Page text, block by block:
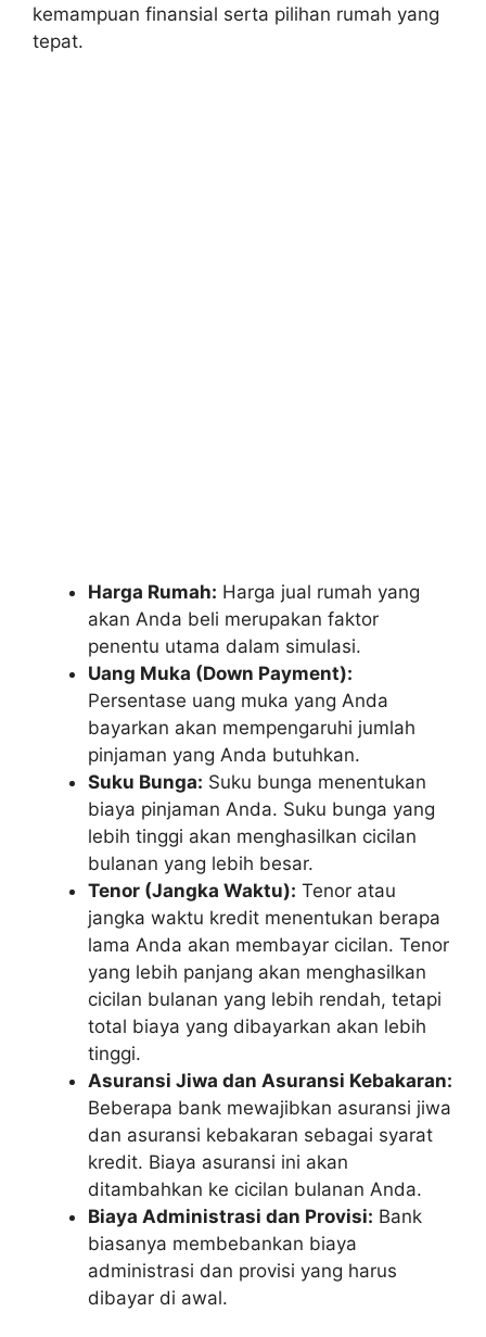
kemampuan finansial serta pilihan rumah yang
tepat.
Harga Rumah: Harga jual rumah yang
akan Anda beli merupakan faktor
penentu utama dalam simulasi.
Uang Muka (Down Payment):
Persentase uang muka yang Anda
bayarkan akan mempengaruhi jumlah
pinjaman yang Anda butuhkan.
Suku Bunga: Suku bunga menentukan
biaya pinjaman Anda. Suku bunga yang
lebih tinggi akan menghasilkan cicilan
bulanan yang lebih besar.
Tenor (Jangka Waktu): Tenor atau
jangka waktu kredit menentukan berapa
lama Anda akan membayar cicilan. Tenor
yang lebih panjang akan menghasilkan
cicilan bulanan yang lebih rendah, tetapi
total biaya yang dibayarkan akan lebih
tinggi.
Asuransi Jiwa dan Asuransi Kebakaran:
Beberapa bank mewajibkan asuransi jiwa
dan asuransi kebakaran sebagai syarat
kredit. Biaya asuransi ini akan
ditambahkan ke cicilan bulanan Anda.
Biaya Administrasi dan Provisi: Bank
biasanya membebankan biaya
administrasi dan provisi yang harus
dibayar di awal.